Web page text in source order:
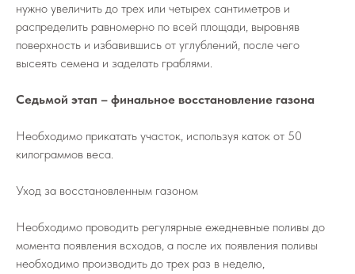
нужно увеличить до трех или четырех сантиметров и
распределить равномерно по всей площади, выровняв
поверхность и избавившись от углублений, после чего
высеять семена и заделать граблями.
Седьмой этап – финальное восстановление газона
Необходимо прикатать участок, используя каток от 50
килограммов веса.
Уход за восстановленным газоном
Необходимо проводить регулярные ежедневные поливы до
момента появления всходов, а после их появления поливы
необходимо производить до трех раз в неделю,